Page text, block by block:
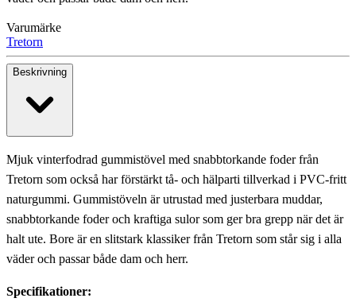
Varumärke
Tretorn
Beskrivning
Mjuk vinterfodrad gummistövel med snabbtorkande foder från
Tretorn som också har förstärkt tå- och hälparti tillverkad i PVC-fritt
naturgummi. Gummistöveln är utrustad med justerbara muddar,
snabbtorkande foder och kraftiga sulor som ger bra grepp när det är
halt ute. Bore är en slitstark klassiker från Tretorn som står sig i alla
väder och passar både dam och herr.
Specifikationer: